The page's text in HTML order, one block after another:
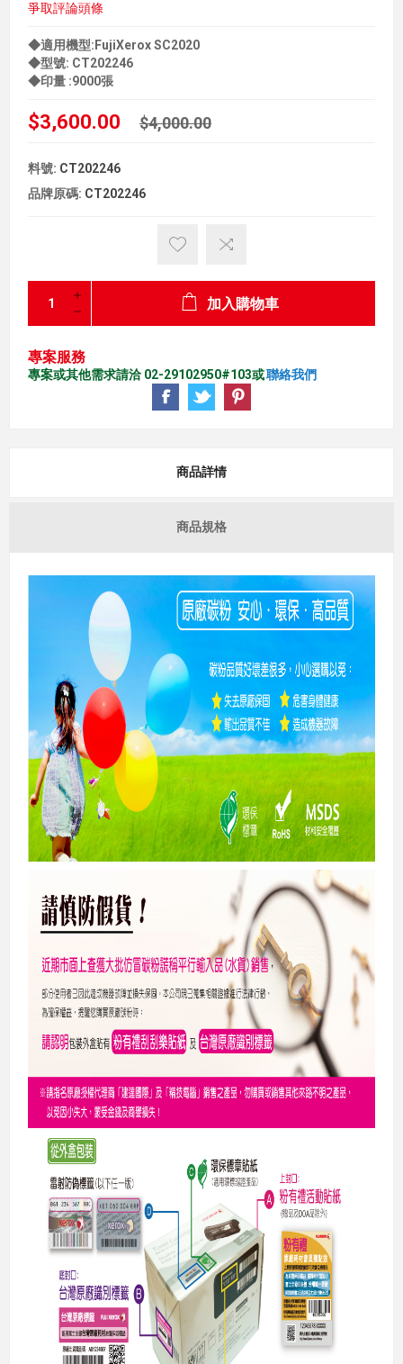
爭取評論頭條
◆適用機型:FujiXerox SC2020
◆型號: CT202246
◆印量 :9000張
$3,600.00 $4,000.00
料號: CT202246
品牌原碼: CT202246
加入購物車
專案服務
專案或其他需求請洽 02-29102950#103或聯絡我們
商品詳情
商品規格